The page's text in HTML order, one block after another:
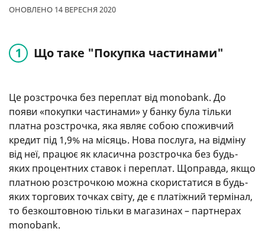
ОНОВЛЕНО 14 ВЕРЕСНЯ 2020
Що таке "Покупка частинами"
Це розстрочка без переплат від monobank. До
появи «покупки частинами» у банку була тільки
платна розстрочка, яка являє собою споживчий
кредит під 1,9% на місяць. Нова послуга, на відміну
від неї, працює як класична розстрочка без будь-
яких процентних ставок і переплат. Щоправда, якщо
платною розстрочкою можна скористатися в будь-
яких торгових точках світу, де є платіжний термінал,
то безкоштовною тільки в магазинах – партнерах
monobank.